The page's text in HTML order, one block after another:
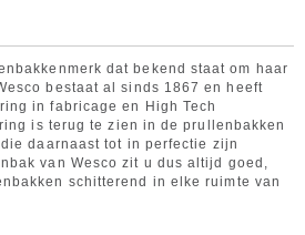
dat bekend staat om haar
bestaat al sinds 1867 en heeft
in fabricage en High Tech
is terug te zien in de prullenbakken
daarnaast tot in perfectie zijn
van Wesco zit u dus altijd goed,
schitterend in elke ruimte van